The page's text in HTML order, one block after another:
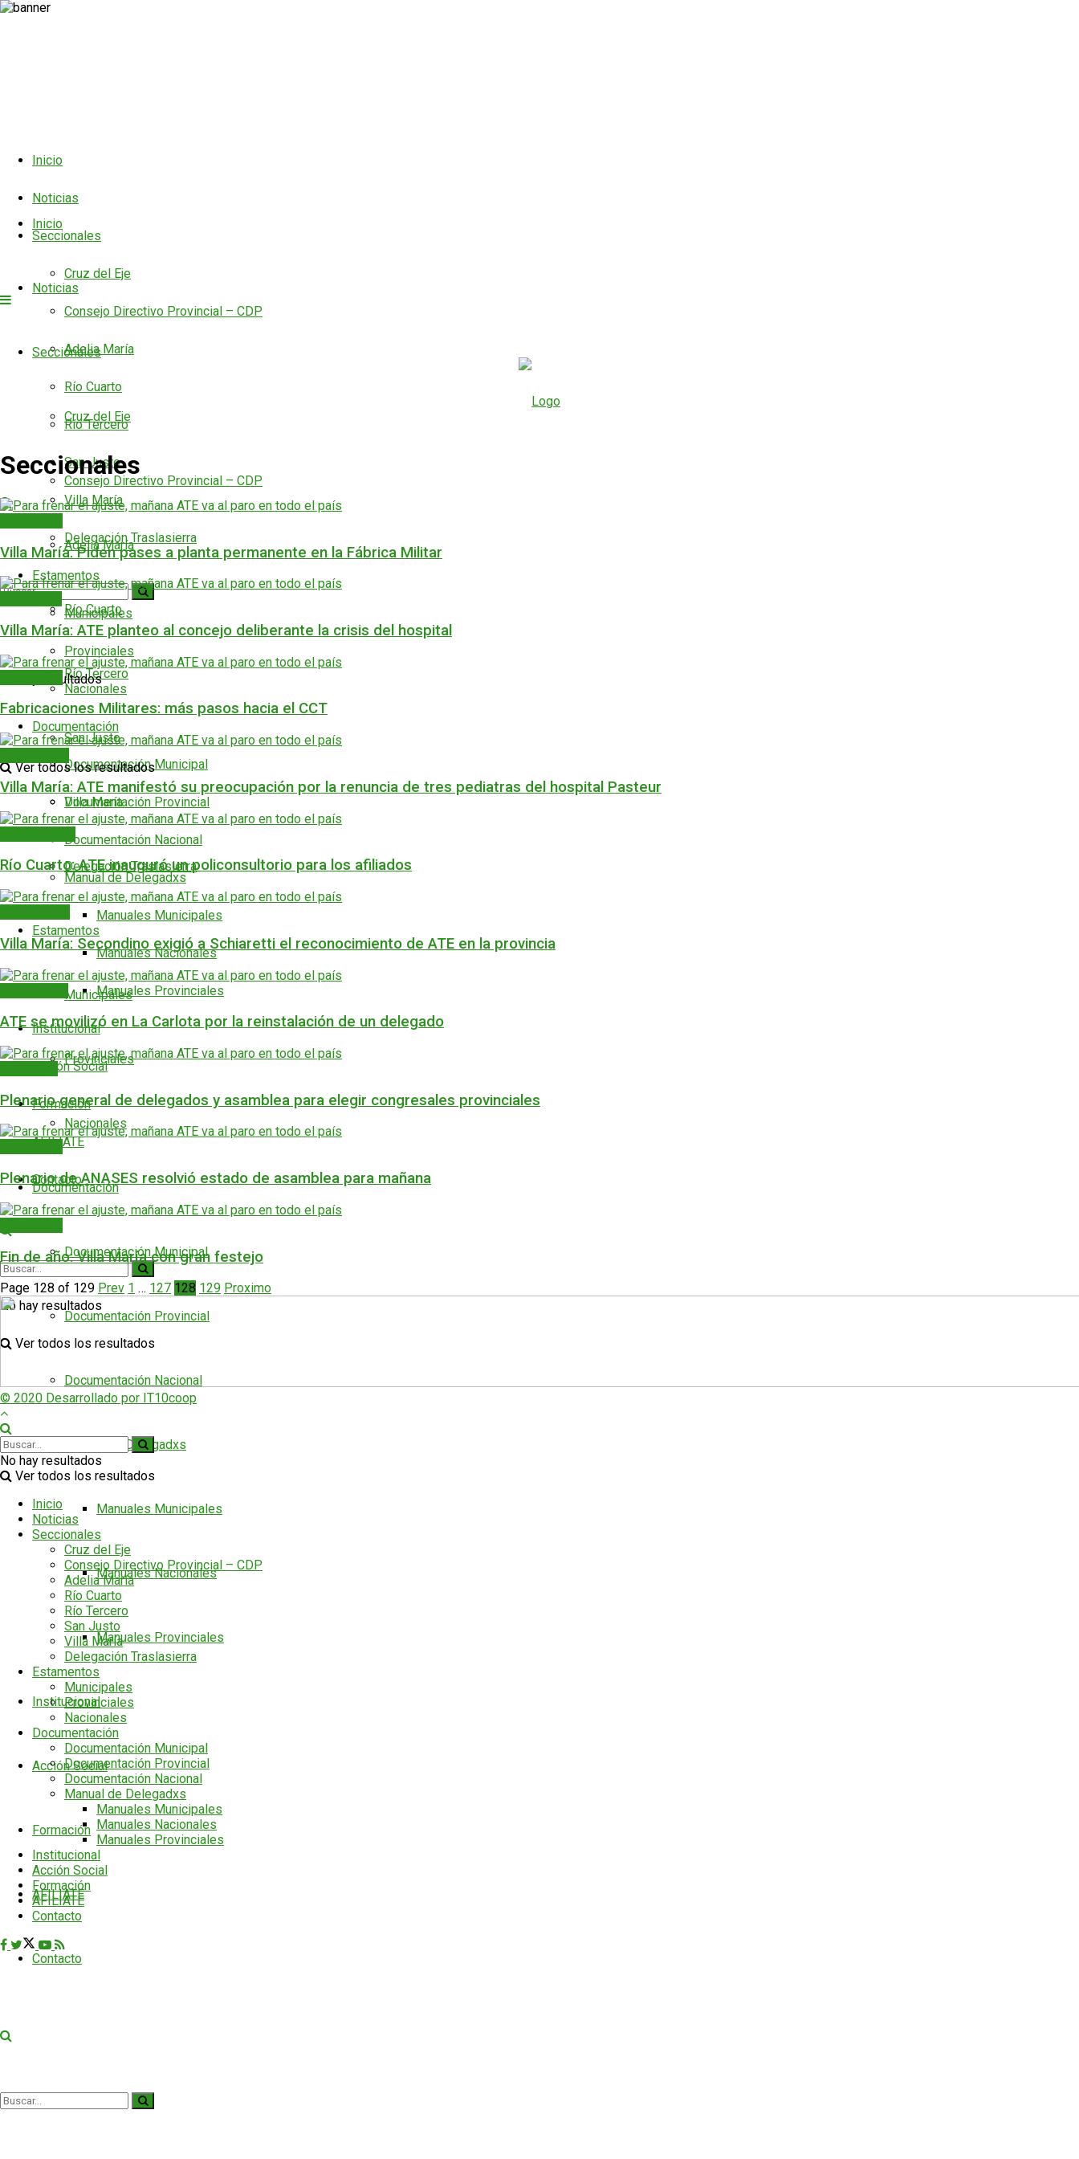
Inicio
Noticias
Seccionales
Cruz del Eje
Consejo Directivo Provincial – CDP
Adelia María
Río Cuarto
Río Tercero
San Justo
Villa María
Delegación Traslasierra
Estamentos
Municipales
Provinciales
Nacionales
Documentación
Documentación Municipal
Documentación Provincial
Documentación Nacional
Manual de Delegadxs
Manuales Municipales
Manuales Nacionales
Manuales Provinciales
Institucional
Acción Social
Formación
AFILIATE
Contacto
No hay resultados
Ver todos los resultados
Inicio
Noticias
Seccionales
Cruz del Eje
Consejo Directivo Provincial – CDP
Adelia María
Río Cuarto
Río Tercero
San Justo
Villa María
Delegación Traslasierra
Estamentos
Municipales
Provinciales
Nacionales
Documentación
Documentación Municipal
Documentación Provincial
Documentación Nacional
Manual de Delegadxs
Manuales Municipales
Manuales Nacionales
Manuales Provinciales
Institucional
Acción Social
Formación
AFILIATE
Contacto
No hay resultados
Ver todos los resultados
Seccionales
Villa María: Piden pases a planta permanente en la Fábrica Militar
Villa María: ATE planteo al concejo deliberante la crisis del hospital
Fabricaciones Militares: más pasos hacia el CCT
Villa María: ATE manifestó su preocupación por la renuncia de tres pediatras del hospital Pasteur
Río Cuarto: ATE inauguró un policonsultorio para los afiliados
Villa María: Secondino exigió a Schiaretti el reconocimiento de ATE en la provincia
ATE se movilizó en La Carlota por la reinstalación de un delegado
Plenario general de delegados y asamblea para elegir congresales provinciales
Plenario de ANASES resolvió estado de asamblea para mañana
Fin de año: Villa María con gran festejo
Page 128 of 129 Prev 1 … 127 128 129 Proximo
© 2020 Desarrollado por IT10coop
No hay resultados
Ver todos los resultados
Inicio
Noticias
Seccionales
Cruz del Eje
Consejo Directivo Provincial – CDP
Adelia María
Río Cuarto
Río Tercero
San Justo
Villa María
Delegación Traslasierra
Estamentos
Municipales
Provinciales
Nacionales
Documentación
Documentación Municipal
Documentación Provincial
Documentación Nacional
Manual de Delegadxs
Manuales Municipales
Manuales Nacionales
Manuales Provinciales
Institucional
Acción Social
Formación
AFILIATE
Contacto